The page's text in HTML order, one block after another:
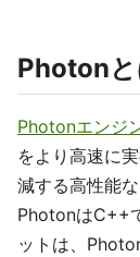
Photonと
Photonエンジ
をより高速に
減する高性能
PhotonはC++
ットは、